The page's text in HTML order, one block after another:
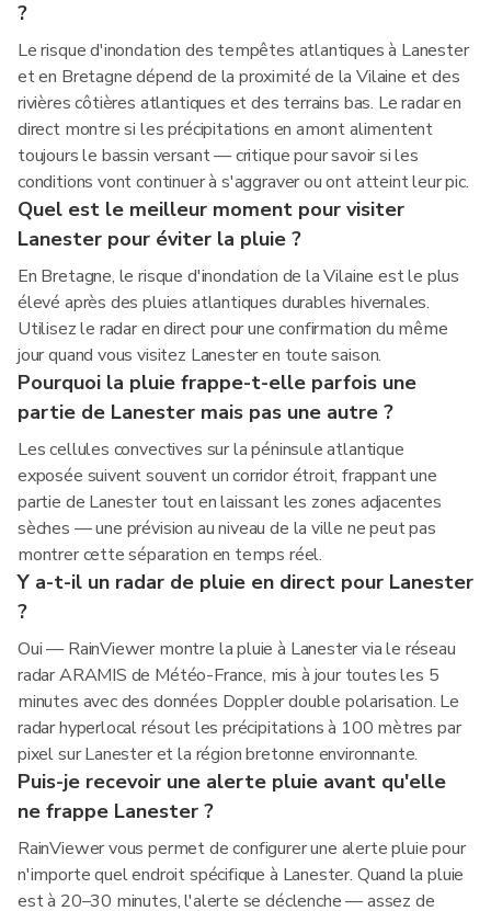
?
Le risque d'inondation des tempêtes atlantiques à Lanester
et en Bretagne dépend de la proximité de la Vilaine et des
rivières côtières atlantiques et des terrains bas. Le radar en
direct montre si les précipitations en amont alimentent
toujours le bassin versant — critique pour savoir si les
conditions vont continuer à s'aggraver ou ont atteint leur pic.
Quel est le meilleur moment pour visiter
Lanester pour éviter la pluie ?
En Bretagne, le risque d'inondation de la Vilaine est le plus
élevé après des pluies atlantiques durables hivernales.
Utilisez le radar en direct pour une confirmation du même
jour quand vous visitez Lanester en toute saison.
Pourquoi la pluie frappe-t-elle parfois une
partie de Lanester mais pas une autre ?
Les cellules convectives sur la péninsule atlantique
exposée suivent souvent un corridor étroit, frappant une
partie de Lanester tout en laissant les zones adjacentes
sèches — une prévision au niveau de la ville ne peut pas
montrer cette séparation en temps réel.
Y a-t-il un radar de pluie en direct pour Lanester
?
Oui — RainViewer montre la pluie à Lanester via le réseau
radar ARAMIS de Météo-France, mis à jour toutes les 5
minutes avec des données Doppler double polarisation. Le
radar hyperlocal résout les précipitations à 100 mètres par
pixel sur Lanester et la région bretonne environnante.
Puis-je recevoir une alerte pluie avant qu'elle
ne frappe Lanester ?
RainViewer vous permet de configurer une alerte pluie pour
n'importe quel endroit spécifique à Lanester. Quand la pluie
est à 20–30 minutes, l'alerte se déclenche — assez de